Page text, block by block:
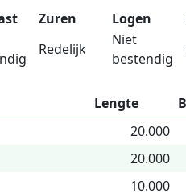
Zuren Logen
Redelijk
Niet
bestendig
Lengte
20.000
20.000
10.000